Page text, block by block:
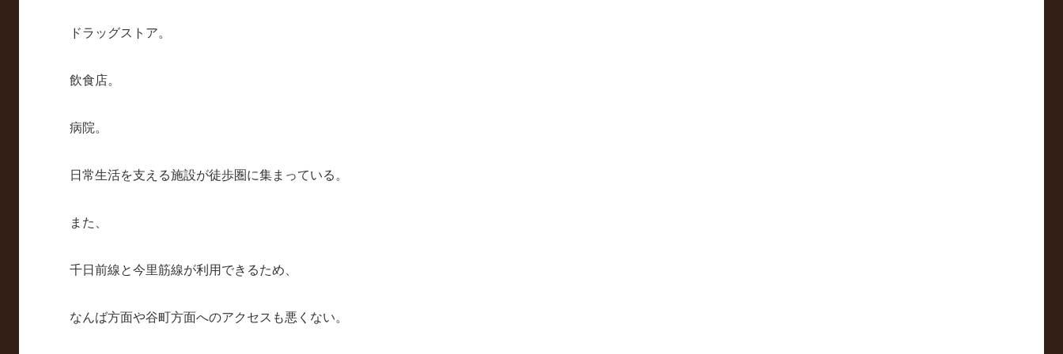
ドラッグストア。
飲食店。
病院。
日常生活を支える施設が徒歩圏に集まっている。
また、
千日前線と今里筋線が利用できるため、
なんば方面や谷町方面へのアクセスも悪くない。